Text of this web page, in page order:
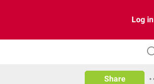
Log in
Share